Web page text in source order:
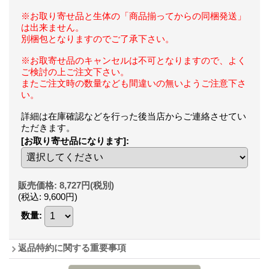
※お取り寄せ品と生体の「商品揃ってからの同梱発送」
は出来ません。
別梱包となりますのでご了承下さい。
※お取寄せ品のキャンセルは不可となりますので、よく
ご検討の上ご注文下さい。
またご注文時の数量なども間違いの無いようご注意下さ
い。
詳細は在庫確認などを行った後当店からご連絡させてい
ただきます。
[お取り寄せ品になります]:
販売価格: 8,727円(税別)
(税込: 9,600円)
数量:
返品特約に関する重要事項